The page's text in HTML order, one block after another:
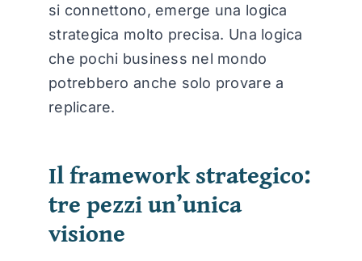
si connettono, emerge una logica
strategica molto precisa. Una logica
che pochi business nel mondo
potrebbero anche solo provare a
replicare.
Il framework strategico:
tre pezzi un’unica
visione